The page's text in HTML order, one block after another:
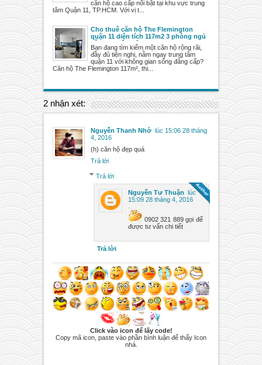
căn hộ cao cấp nổi bật tại khu vực trung
tâm Quận 11, TP.HCM. Với vị t...
Cho thuê căn hộ The Flemington
quận 11 diện tích 117m2 3 phòng ngủ
sẵn mọi nội thất
Bạn đang tìm kiếm một căn hộ rộng rãi,
đầy đủ tiện nghi, nằm ngay trung tâm
quận 11 với không gian sống đẳng cấp?
Căn hộ The Flemington 117m², thi...
2 nhận xét:
Nguyễn Thanh Nhớ lúc 15:06 28 tháng
4, 2016
(h) căn hộ đẹp quá
Trả lời
Trả lời
Nguyễn Tư Thuận
lúc
15:09 28 tháng 4, 2016
0902 321 889 gọi để
được tư vấn chi tiết
Trả lời
Click vào icon để lấy code!
Copy mã icon, paste vào phần bình luận để thấy Icon
nhá.